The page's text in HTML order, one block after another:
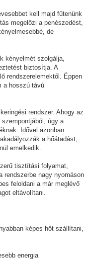
kell majd fűtenünk
megelőzi a penészedést,
de
kényelmét szolgálja,
biztosítja. A
rendszerelemektől. Éppen
a hosszú távú
rendszer. Ahogy az
úgy a
Idővel azonban
a hőátadást,
emelkedik.
tisztítási folyamat,
rendszerbe nagy nyomáson
feloldani a már meglévő
eltávolítani.
képes hőt szállítani,
energia